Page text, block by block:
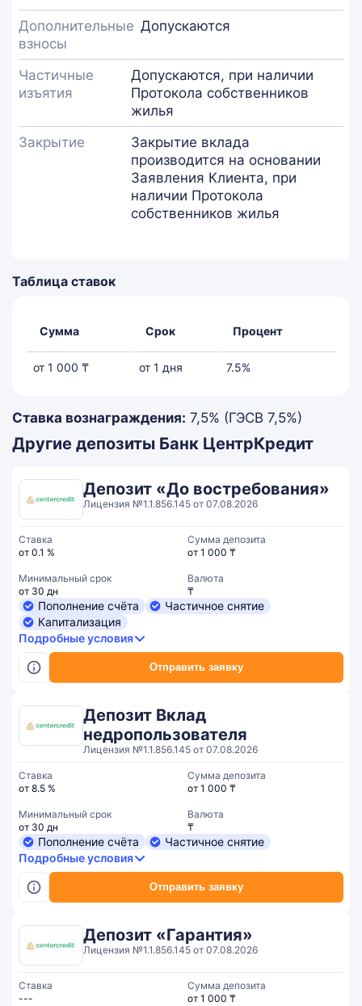
Дополнительные
взносы
Допускаются
Частичные
изъятия
Допускаются, при наличии
Протокола собственников
жилья
Закрытие
Закрытие вклада
производится на основании
Заявления Клиента, при
наличии Протокола
собственников жилья
Таблица ставок
Сумма Срок Процент
от 1 000 ₸ от 1 дня 7.5%
Ставка вознаграждения: 7,5% (ГЭСВ 7,5%)
Другие депозиты Банк ЦентрКредит
Депозит «До востребования»
Лицензия №1.1.856.145 от 07.08.2026
Отправить заявку
Ставка
от 0.1 %
Сумма депозита
от 1 000 ₸
Минимальный срок
от 30 дн
Валюта
₸
Пополнение счёта
Частичное снятие
Капитализация
Подробные условия
Депозит Вклад
недропользователя
Лицензия №1.1.856.145 от 07.08.2026
Отправить заявку
Ставка
от 8.5 %
Сумма депозита
от 1 000 ₸
Минимальный срок
от 30 дн
Валюта
₸
Пополнение счёта
Частичное снятие
Подробные условия
Депозит «Гарантия»
Лицензия №1.1.856.145 от 07.08.2026
Ставка
---
Сумма депозита
от 1 000 ₸